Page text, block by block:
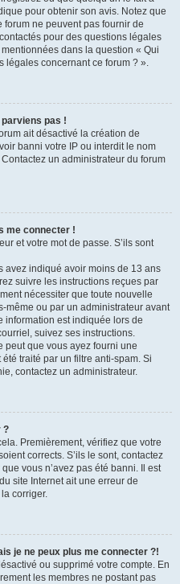
pour obtenir son avis. Notez que
ne peuvent pas fournir de
pour des questions légales
dans la question « Qui
légales concernant ce forum ? ».
parviens pas !
ait désactivé la création de
banni votre IP ou interdit le nom
un administrateur du forum
me connecter !
et votre mot de passe. S’ils sont
avez indiqué avoir moins de 13 ans
suivre les instructions reçues par
nécessiter que toute nouvelle
même ou par un administrateur avant
information est indiquée lors de
suivez ses instructions.
peut que vous ayez fourni une
traité par un filtre anti-spam. Si
contactez un administrateur.
?
Premièrement, vérifiez que votre
corrects. S’ils le sont, contactez
vous n’avez pas été banni. Il est
site Internet ait une erreur de
corriger.
je ne peux plus me connecter ?!
ou supprimé votre compte. En
les membres ne postant pas